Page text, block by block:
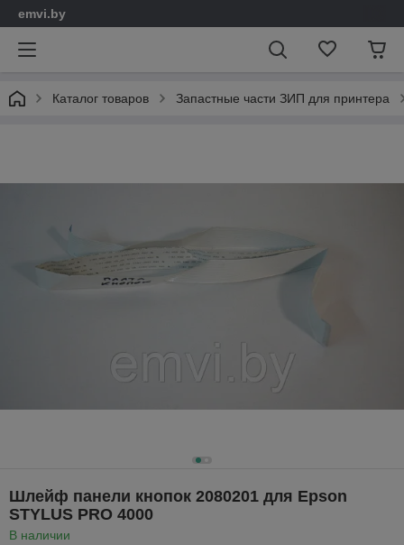
emvi.by
Каталог товаров Запастные части ЗИП для принтера
Шлейф панели кнопок 2080201 для Epson
STYLUS PRO 4000
В наличии